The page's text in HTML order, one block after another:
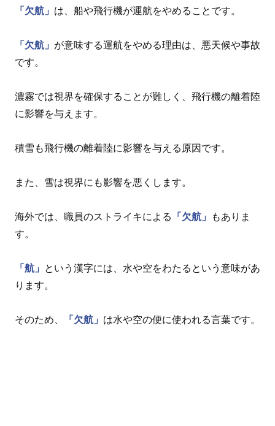
「欠航」 は、船や飛行機が運航をやめることです。
「欠航」 が意味する運航をやめる理由は、悪天候や事故
です。
濃霧では視界を確保することが難しく、飛行機の離着陸
に影響を与えます。
積雪も飛行機の離着陸に影響を与える原因です。
また、雪は視界にも影響を悪くします。
海外では、職員のストライキによる 「欠航」
もありま
す。
「航」
という漢字には、水や空をわたるという意味があ
ります。
そのため、 「欠航」 は水や空の便に使われる言葉です。